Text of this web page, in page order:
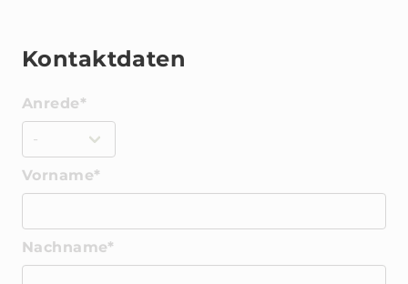
Kontaktdaten
Anrede*
Vorname*
Nachname*